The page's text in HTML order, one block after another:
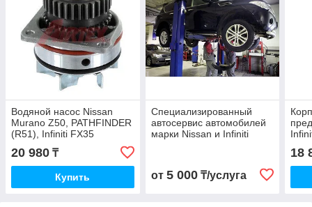
Водяной насос Nissan
Murano Z50, PATHFINDER
(R51), Infiniti FX35
20 980 ₸
Купить
Специализированный
автосервис автомобилей
марки Nissan и Infiniti
от 5 000₸/услуга
18